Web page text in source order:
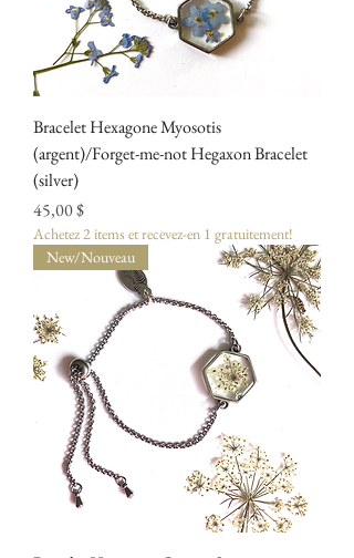
Bracelet Hexagone Myosotis
(argent)/Forget-me-not Hegaxon Bracelet
(silver)
Prix
45,00 $
Achetez 2 items et recevez-en 1 gratuitement!
New/Nouveau